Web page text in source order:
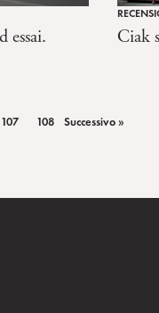
essai. Ciak
107 108 Successivo »